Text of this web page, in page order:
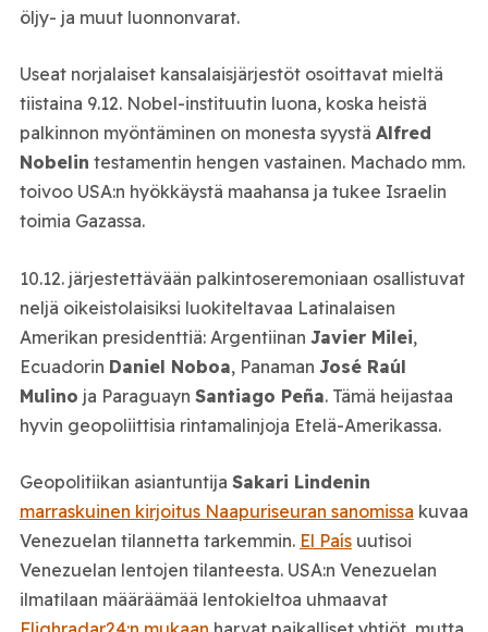
öljy- ja muut luonnonvarat.
Useat norjalaiset kansalaisjärjestöt osoittavat mieltä
tiistaina 9.12. Nobel-instituutin luona, koska heistä
palkinnon myöntäminen on monesta syystä Alfred
Nobelin testamentin hengen vastainen. Machado mm.
toivoo USA:n hyökkäystä maahansa ja tukee Israelin
toimia Gazassa.
10.12. järjestettävään palkintoseremoniaan osallistuvat
neljä oikeistolaisiksi luokiteltavaa Latinalaisen
Amerikan presidenttiä: Argentiinan Javier Milei,
Ecuadorin Daniel Noboa, Panaman José Raúl
Mulino ja Paraguayn Santiago Peña. Tämä heijastaa
hyvin geopoliittisia rintamalinjoja Etelä-Amerikassa.
Geopolitiikan asiantuntija Sakari Lindenin
marraskuinen kirjoitus Naapuriseuran sanomissa kuvaa
Venezuelan tilannetta tarkemmin. El Paísuutisoi
Venezuelan lentojen tilanteesta. USA:n Venezuelan
ilmatilaan määräämää lentokieltoa uhmaavat